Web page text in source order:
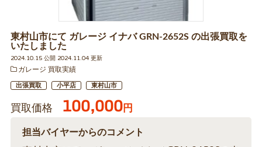
東村山市にて ガレージ イナバ GRN-2652S の出張買取を
いたしました
2024.10.15 公開 2024.11.04 更新
ガレージ 買取実績
出張買取 小平店 東村山市
買取価格 100,000円
担当バイヤーからのコメント